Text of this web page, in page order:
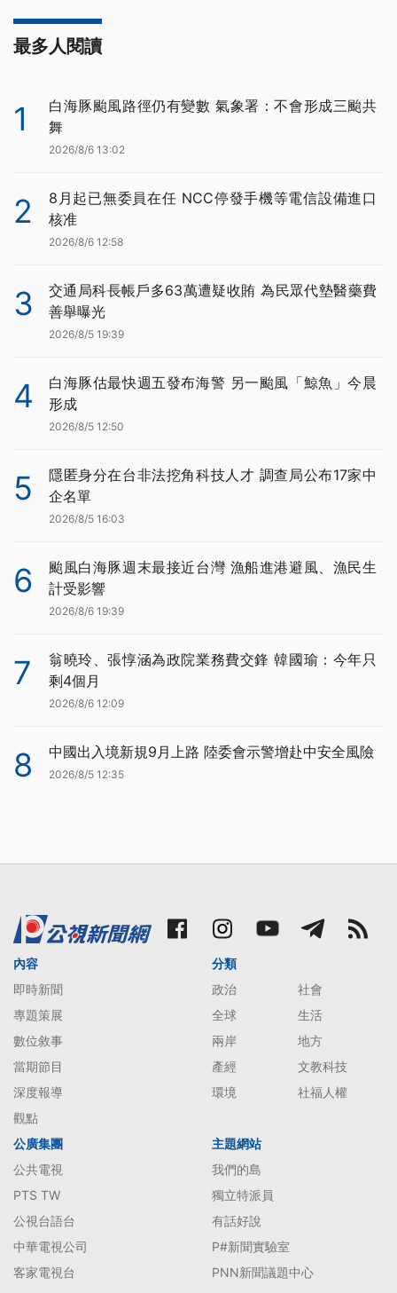
最多人閱讀
1
白海豚颱風路徑仍有變數 氣象署：不會形成三颱共
舞
2026/8/6 13:02
2
8月起已無委員在任 NCC停發手機等電信設備進口
核准
2026/8/6 12:58
3
交通局科長帳戶多63萬遭疑收賄 為民眾代墊醫藥費
善舉曝光
2026/8/5 19:39
4
白海豚估最快週五發布海警 另一颱風「鯨魚」今晨
形成
2026/8/5 12:50
5
隱匿身分在台非法挖角科技人才 調查局公布17家中
企名單
2026/8/5 16:03
6
颱風白海豚週末最接近台灣 漁船進港避風、漁民生
計受影響
2026/8/6 19:39
7
翁曉玲、張惇涵為政院業務費交鋒 韓國瑜：今年只
剩4個月
2026/8/6 12:09
8 中國出入境新規9月上路 陸委會示警增赴中安全風險
2026/8/5 12:35
內容
即時新聞
專題策展
數位敘事
當期節目
深度報導
觀點
分類
政治
社會
全球
生活
兩岸
地方
產經
文教科技
環境
社福人權
公廣集團
公共電視
PTS TW
公視台語台
中華電視公司
客家電視台
主題網站
我們的島
獨立特派員
有話好說
P#新聞實驗室
PNN新聞議題中心